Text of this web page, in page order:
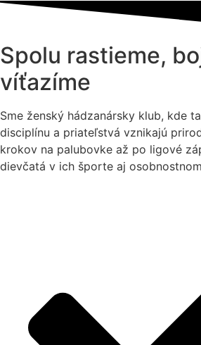
Spolu rastieme,
víťazíme
Sme ženský hádzanársky klub, kde
disciplínu a priateľstvá vznikajú
krokov na palubovke až po ligové
dievčatá v ich športe aj